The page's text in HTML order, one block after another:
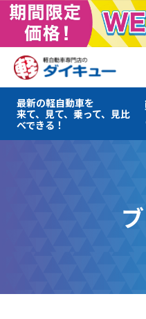
最新の軽自動車を
来て、見て、乗って、見比
べできる！